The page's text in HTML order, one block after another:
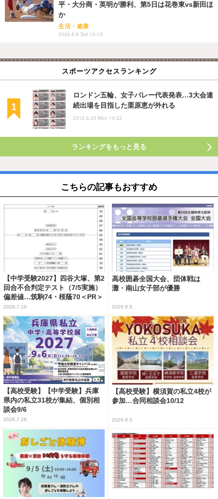
平・大分商・英明が勝利、第5日は花巻東vs新田ほ
か
生活・健康
2026.8.8 Sat 15:15
スポーツアクセスランキング
ロンドン五輪、女子バレー代表発表…3大会連
続出場を目指した栗原恵が外れる
2012.6.25 Mon 19:22
ランキングをもっと見る
こちらの記事もおすすめ
【中学受験2027】四谷大塚、第2
回合不合判定テスト（7/5実施）
偏差値…筑駒74・桜蔭70＜PR＞
2026.7.10
高校囲碁全国大会、団体戦は
灘・南山女子部が優勝
2026.8.5
【高校受験】【中学受験】兵庫
県内の私立31校が集結、個別相
談会9/6
2026.7.28
【高校受験】横須賀の私立4校が
参加…合同相談会10/12
2026.8.5